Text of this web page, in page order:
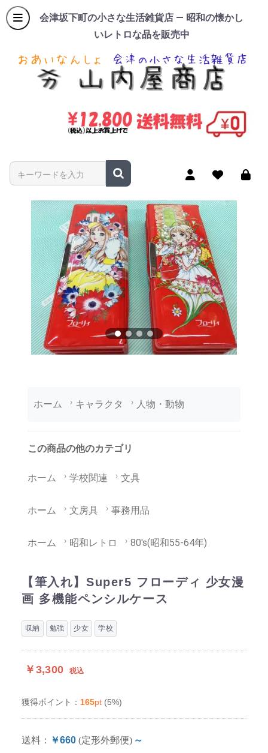
会津坂下町の小さな生活雑貨店 — 昭和の懐かし
いレトロな品を販売中
商品名やキーワードを入力
ホーム キャラクタ 人物・動物
この商品の他のカテゴリ
ホーム 学校関連 文具
ホーム 文房具 事務用品
ホーム 昭和レトロ 80's(昭和55-64年)
【筆入れ】Super5 フローディ 少女漫
画 多機能ペンシルケース
収納 勉強 少女 学校
￥3,300 税込
獲得ポイント： 165pt (5%)
送料： ￥660 (定形外郵便) ～